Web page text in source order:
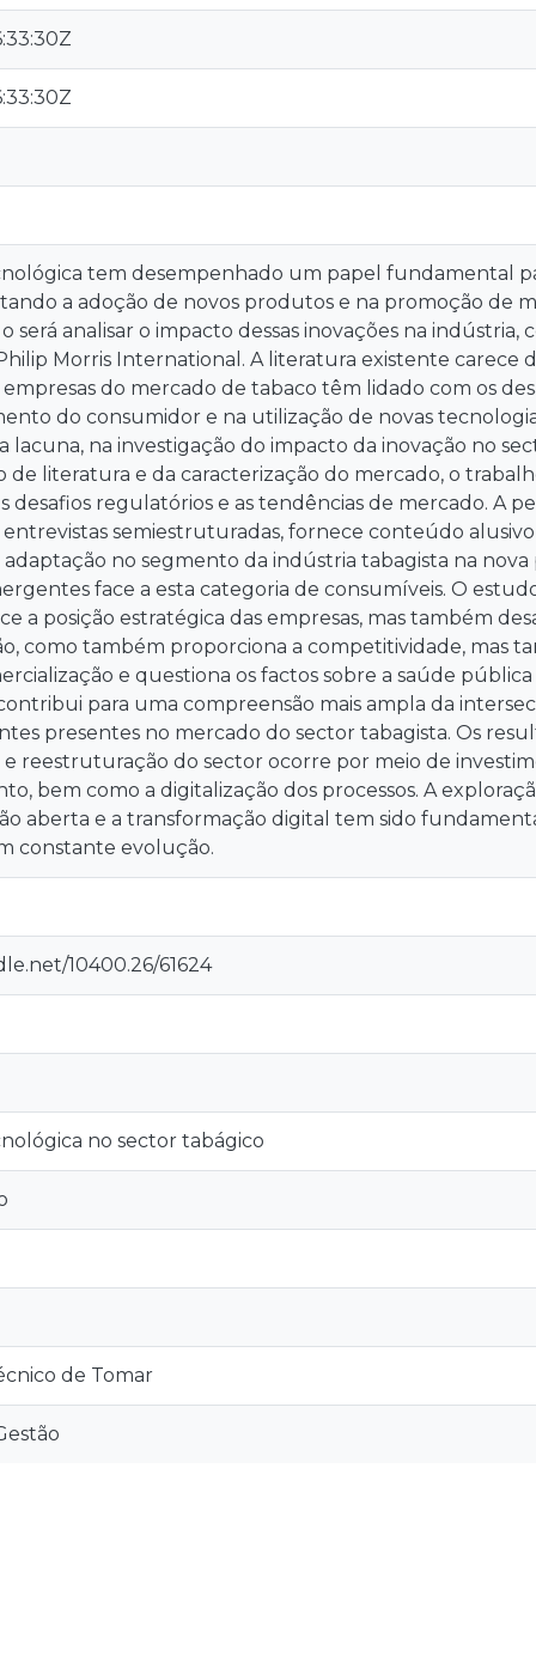
tem desempenhado um papel fundamental
a adoção de novos produtos e na promoção de
será analisar o impacto dessas inovações na indústria,
Morris International. A literatura existente carece
empresas do mercado de tabaco têm lidado com os
do consumidor e na utilização de novas
lacuna, na investigação do impacto da inovação no
de literatura e da caracterização do mercado, o
desafios regulatórios e as tendências de mercado. A
semiestruturadas, fornece conteúdo alusivo
adaptação no segmento da indústria tabagista na
face a esta categoria de consumíveis. O
a posição estratégica das empresas, mas também
como também proporciona a competitividade, mas
e questiona os factos sobre a saúde
para uma compreensão mais ampla da
presentes no mercado do sector tabagista. Os
reestruturação do sector ocorre por meio de
bem como a digitalização dos processos. A
aberta e a transformação digital tem sido
constante evolução.
10400.26/61624
no sector tabágico
de Tomar